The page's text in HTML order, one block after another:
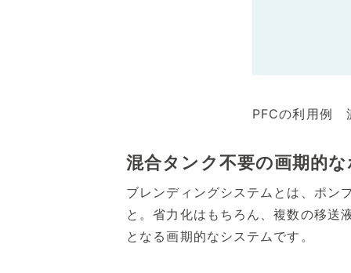
PFCの利用例
混合タンク不要の画期的
ブレンディングシステムとは、ポン
と。省力化はもちろん、複数の移送
となる画期的なシステムです。